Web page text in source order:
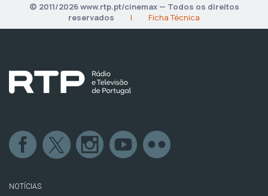
© 2011/2026 www.rtp.pt/cinemax — Todos os direitos
reservados
| Ficha Técnica
NOTÍCIAS